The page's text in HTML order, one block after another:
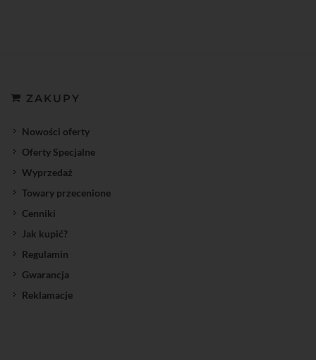
ZAKUPY
Nowości oferty
Oferty Specjalne
Wyprzedaż
Towary przecenione
Cenniki
Jak kupić?
Regulamin
Gwarancja
Reklamacje